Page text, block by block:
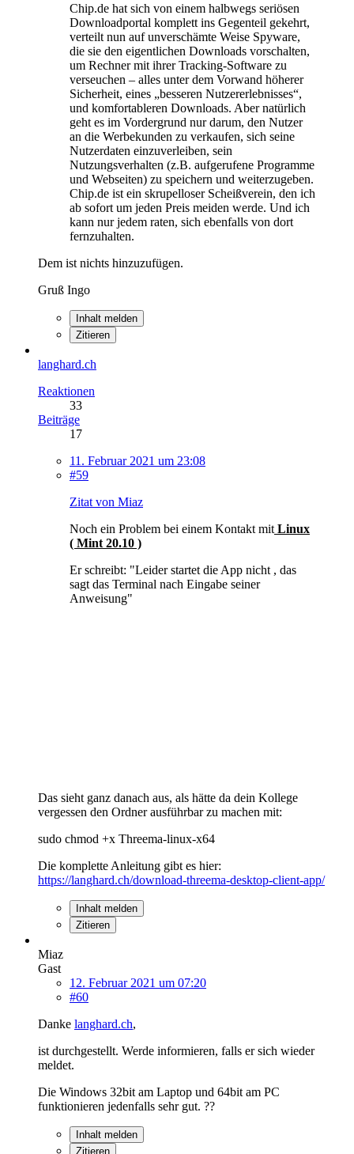
Chip.de hat sich von einem halbwegs seriösen
Downloadportal komplett ins Gegenteil gekehrt,
verteilt nun auf unverschämte Weise Spyware,
die sie den eigentlichen Downloads vorschalten,
um Rechner mit ihrer Tracking-Software zu
verseuchen – alles unter dem Vorwand höherer
Sicherheit, eines „besseren Nutzererlebnisses“,
und komfortableren Downloads. Aber natürlich
geht es im Vordergrund nur darum, den Nutzer
an die Werbekunden zu verkaufen, sich seine
Nutzerdaten einzuverleiben, sein
Nutzungsverhalten (z.B. aufgerufene Programme
und Webseiten) zu speichern und weiterzugeben.
Chip.de ist ein skrupelloser Scheißverein, den ich
ab sofort um jeden Preis meiden werde. Und ich
kann nur jedem raten, sich ebenfalls von dort
fernzuhalten.
Dem ist nichts hinzuzufügen.
Gruß Ingo
Inhalt melden
Zitieren
langhard.ch
Reaktionen
33
Beiträge
17
11. Februar 2021 um 23:08
#59
Zitat von Miaz
Noch ein Problem bei einem Kontakt mit Linux
( Mint 20.10 )
Er schreibt: "Leider startet die App nicht , das
sagt das Terminal nach Eingabe seiner
Anweisung"
Das sieht ganz danach aus, als hätte da dein Kollege
vergessen den Ordner ausführbar zu machen mit:
sudo chmod +x Threema-linux-x64
Die komplette Anleitung gibt es hier:
https://langhard.ch/download-threema-desktop-client-app/
Inhalt melden
Zitieren
Miaz
Gast
12. Februar 2021 um 07:20
#60
Danke langhard.ch,
ist durchgestellt. Werde informieren, falls er sich wieder
meldet.
Die Windows 32bit am Laptop und 64bit am PC
funktionieren jedenfalls sehr gut. ??
Inhalt melden
Zitieren